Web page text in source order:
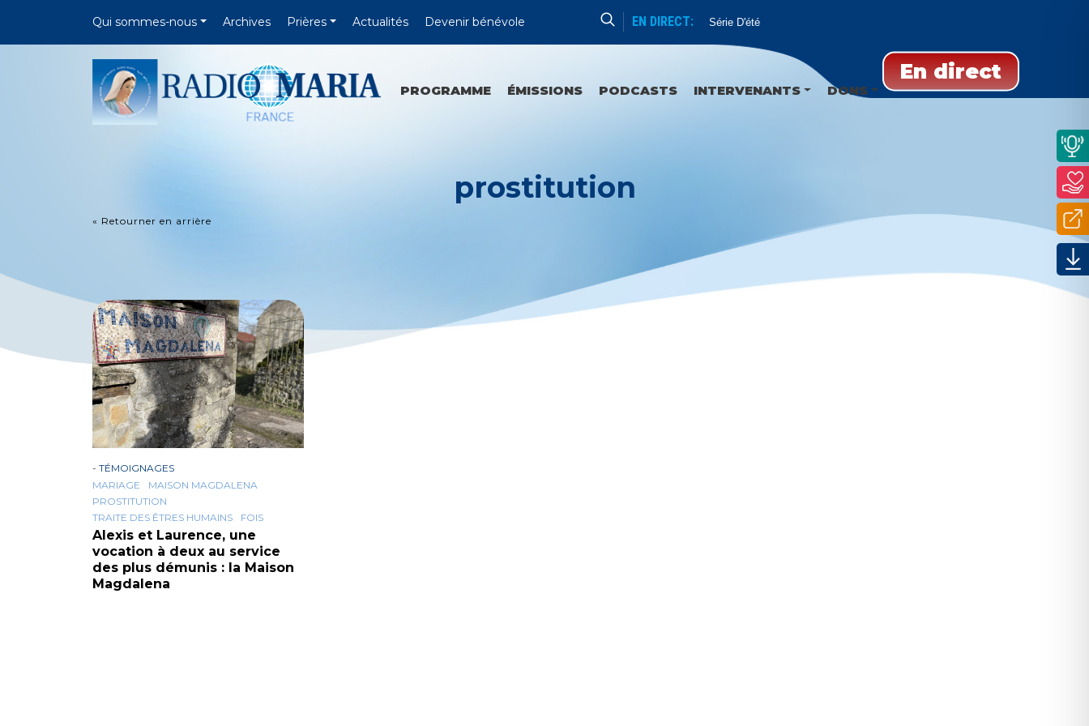
Qui sommes-nous Archives Prières Actualités Devenir bénévole EN DIRECT:
Formation Humaine Série D'été
En direct
PROGRAMME ÉMISSIONS PODCASTS INTERVENANTS DONS
prostitution
« Retourner en arrière
- TÉMOIGNAGES
MARIAGE
MAISON MAGDALENA
PROSTITUTION
TRAITE DES ÊTRES HUMAINS
FOIS
Alexis et Laurence, une
vocation à deux au service
des plus démunis : la Maison
Magdalena